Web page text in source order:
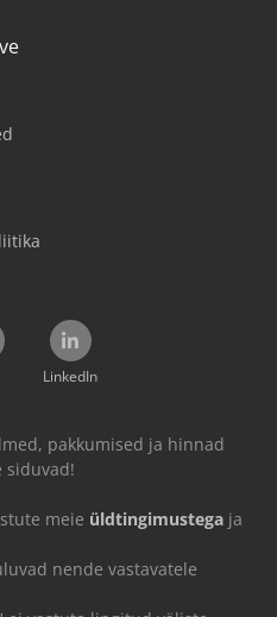
LinkedIn
pakkumised ja hinnad
siduvad!
meie üldtingimustega ja
nende vastavatele